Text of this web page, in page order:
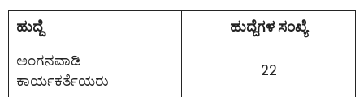
ಹುದ್ದೆ
ಹುದ್ದೆಗಳ ಸಂಖ್ಯೆ
ಅಂಗನವಾಡಿ
ಕಾರ್ಯಕರ್ತೆಯರು
22